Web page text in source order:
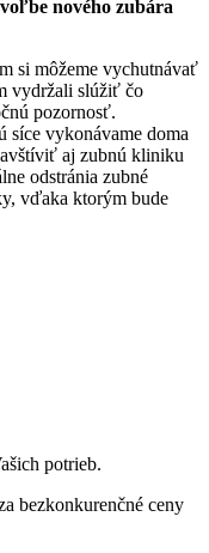
nového zubára
si môžeme vychutnávať
vydržali slúžiť čo
pozornosť.
síce vykonávame doma
aj zubnú kliniku
odstránia zubné
vďaka ktorým bude
potrieb.
bezkonkurenčné ceny